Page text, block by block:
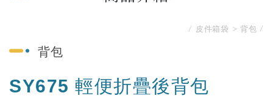
皮件箱袋 背包
背包
SY675 輕便折疊後背包